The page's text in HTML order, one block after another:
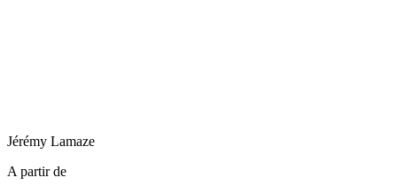
Jérémy Lamaze
A partir de